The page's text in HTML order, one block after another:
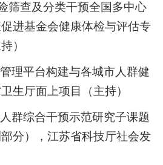
筛查及分类干预全国多中心
进基金会健康体检与评估专
）
理平台构建与各城市人群健
生厅面上项目（主持）
群综合干预示范研究子课题
部分），江苏省科技厅社会发